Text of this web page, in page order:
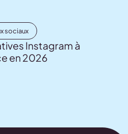
sociaux
Instagram à
en 2026